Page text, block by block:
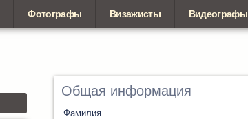
Фотографы Визажисты Видеографы
Общая информация
Фамилия